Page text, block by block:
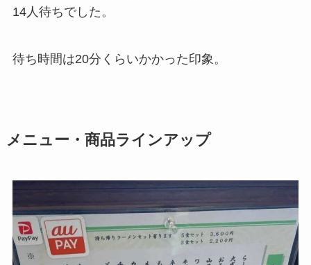
14人待ちでした。
待ち時間は20分くらいかかった印象。
メニュー・商品ラインアップ